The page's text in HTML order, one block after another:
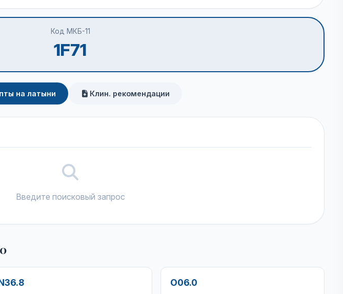
Код МКБ-11
1F71
на латыни Клин. рекомендации
Введите поисковый запрос
O06.0